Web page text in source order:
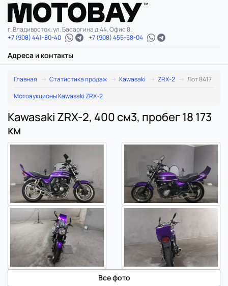
г. Владивосток, ул. Басаргина д.44. Офис 8.
+7 (908) 441-80-40
+7 (908) 455-58-04
Адреса и контакты
Главная Статистика продаж Kawasaki ZRX-2
Лот 8417
Мотоаукционы Kawasaki ZRX-2
Kawasaki ZRX-2, 400 см3, пробег 18 173
км
Все фото